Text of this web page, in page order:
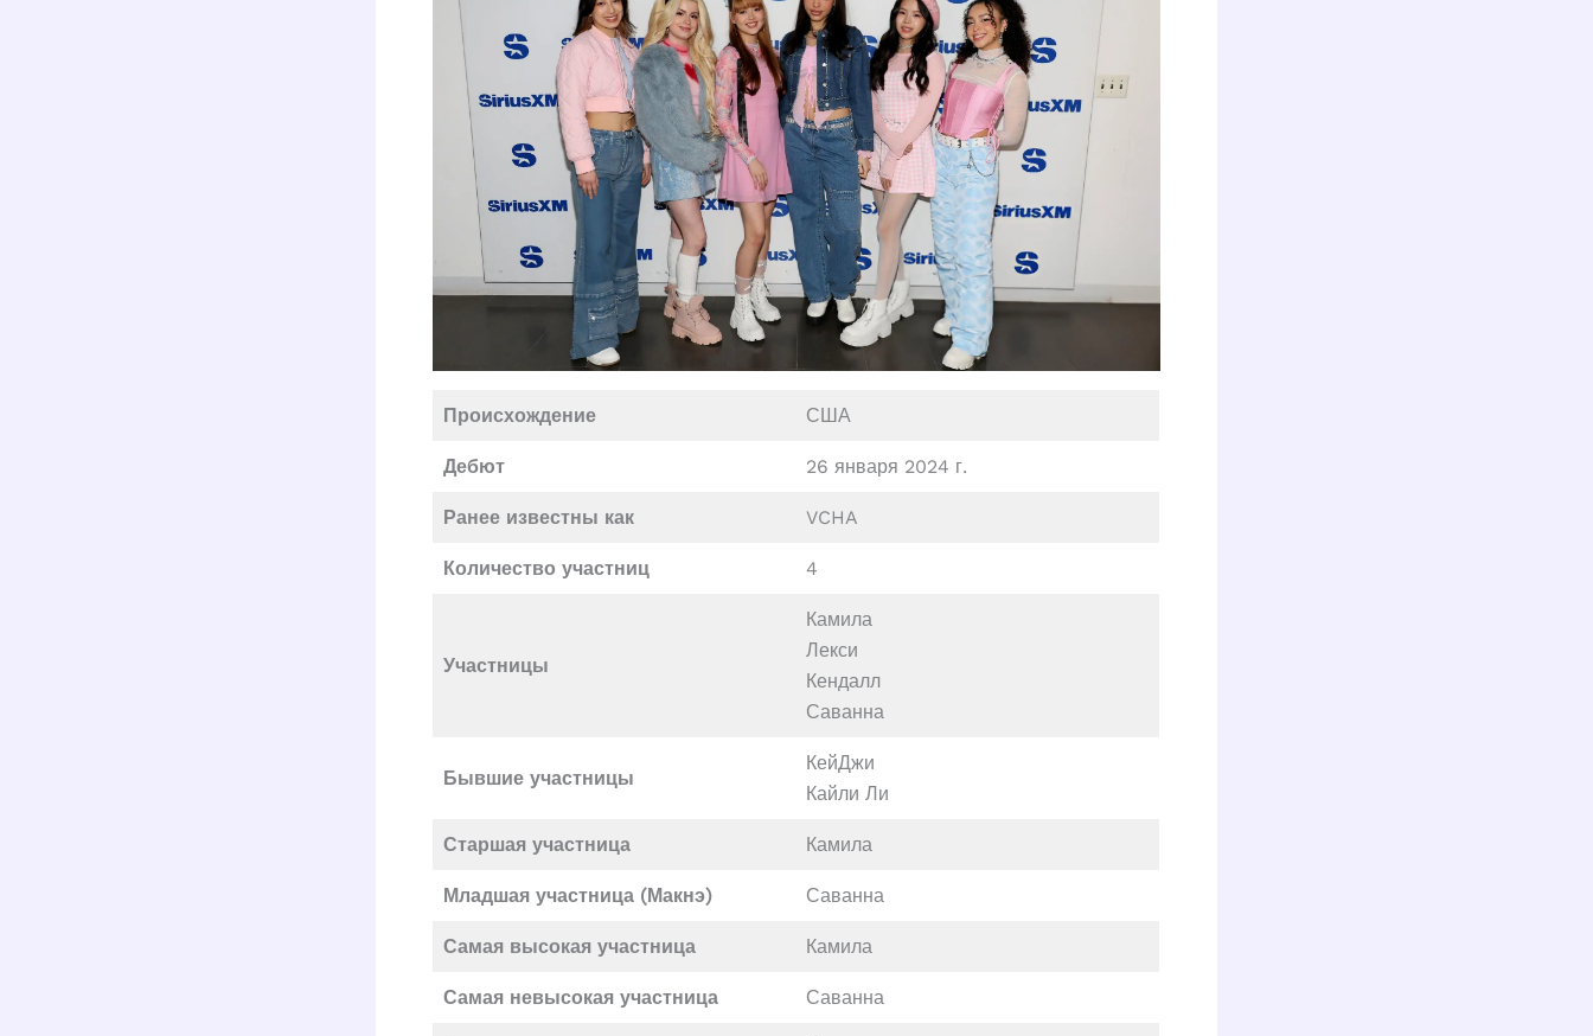
Происхождение США
Дебют 26 января 2024 г.
Ранее известны как VCHA
Количество участниц 4
Участницы
Камила
Лекси
Кендалл
Саванна
Бывшие участницы
КейДжи
Кайли Ли
Старшая участница Камила
Младшая участница (Макнэ) Саванна
Самая высокая участница Камила
Самая невысокая участница Саванна